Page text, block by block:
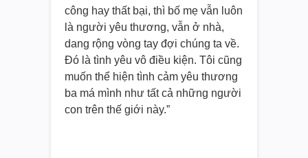
công hay thất bại, thì bố mẹ vẫn luôn
là người yêu thương, vẫn ở nhà,
dang rộng vòng tay đợi chúng ta về.
Đó là tình yêu vô điều kiện. Tôi cũng
muốn thể hiện tình cảm yêu thương
ba má mình như tất cả những người
con trên thế giới này.”